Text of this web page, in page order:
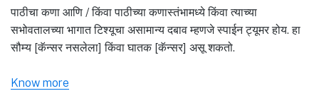
पाठीचा कणा आणि / किंवा पाठीच्या कणास्तंभामध्ये किंवा त्याच्या
सभोवतालच्या भागात टिश्यूचा असामान्य दबाव म्हणजे स्पाईन ट्यूमर होय. हा
सौम्य [कॅन्सर नसलेला] किंवा घातक [कॅन्सर] असू शकतो.
Know more